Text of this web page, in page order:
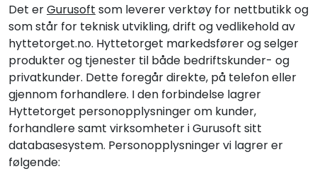
Det erGurusoft som leverer verktøy for nettbutikk og
som står for teknisk utvikling, drift og vedlikehold av
hyttetorget.no. Hyttetorget markedsfører og selger
produkter og tjenester til både bedriftskunder- og
privatkunder. Dette foregår direkte, på telefon eller
gjennom forhandlere. I den forbindelse lagrer
Hyttetorget personopplysninger om kunder,
forhandlere samt virksomheter i Gurusoft sitt
databasesystem. Personopplysninger vi lagrer er
følgende: